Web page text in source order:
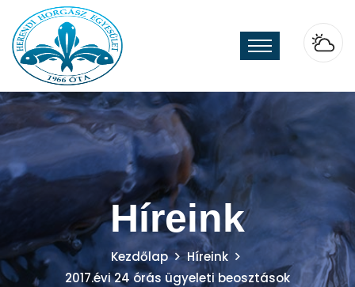
Híreink
Kezdőlap
Híreink
2017.évi 24 órás ügyeleti beosztások